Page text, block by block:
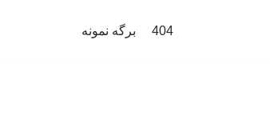
404 برگه نمونه